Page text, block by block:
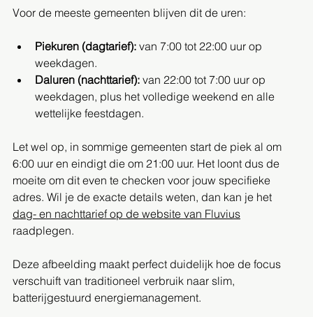
Voor de meeste gemeenten blijven dit de uren:
Piekuren (dagtarief): van 7:00 tot 22:00 uur op
weekdagen.
Daluren (nachttarief): van 22:00 tot 7:00 uur op
weekdagen, plus het volledige weekend en alle
wettelijke feestdagen.
Let wel op, in sommige gemeenten start de piek al om
6:00 uur en eindigt die om 21:00 uur. Het loont dus de
moeite om dit even te checken voor jouw specifieke
adres. Wil je de exacte details weten, dan kan je het
dag- en nachttarief op de website van Fluvius
raadplegen.
Deze afbeelding maakt perfect duidelijk hoe de focus
verschuift van traditioneel verbruik naar slim,
batterijgestuurd energiemanagement.